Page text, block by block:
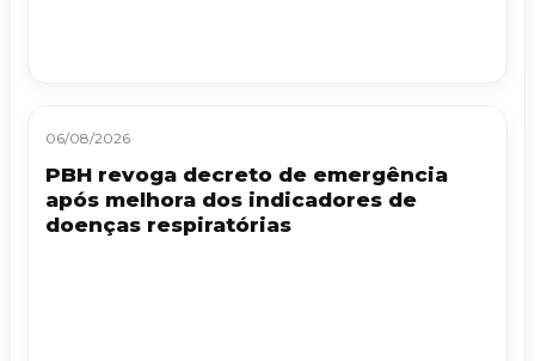
06/08/2026
PBH revoga decreto de emergência
após melhora dos indicadores de
doenças respiratórias